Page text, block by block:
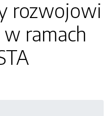
rozwojowi
ramach